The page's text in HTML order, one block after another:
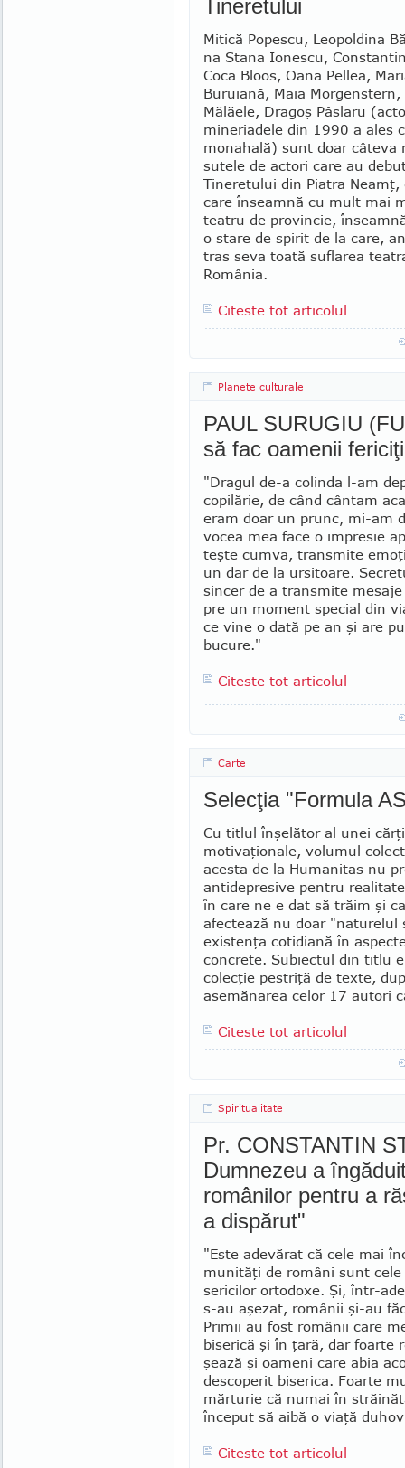
Tineretului
Mitică Popescu, Leopoldina
na Stana Ionescu,
Coca Bloos, Oana Pellea,
Buruiană, Maia Morgenstern,
Mălăele, Dragoş Pâslaru
mineriadele din 1990 a ales
monahală) sunt doar câteva
sutele de actori care au
Ti­ne­retului din Piatra
care în­seamnă cu mult mai
teatru de pro­vincie,
o stare de spirit de la care,
tras seva toată suflarea
România.
Citeste tot articolul
Planete culturale
PAUL SURUGIU
să fac oamenii
"Dragul de-a colinda l-am
copilărie, de când cântam
eram doar un prunc, mi-am
vo­cea mea face o impresie
teşte cumva, transmite
un dar de la ursitoare.
sincer de a transmite
pre un moment special din
ce vine o dată pe an şi are
bucure."
Citeste tot articolul
Carte
Selecţia "Formula
Cu titlul înşelător al unei cărţi
motivaţionale, volumul
acesta de la Humanitas nu
antidepresive pentru
în care ne e dat să trăim şi
afectează nu doar "na­turelul
existenţa cotidiană în
concrete. Subiectul din titlu
colecţie pestriţă de texte,
asemănarea celor 17 autori
Citeste tot articolul
Spiritualitate
Pr. CONSTANTIN
Dumnezeu a
românilor pentru a
a dispărut"
"Este adevărat că cele mai
munităţi de români sunt
sericilor ortodoxe. Şi, într-
s-au aşezat, românii şi-au
Primii au fost românii care
bise­rică şi în ţară, dar foar­te
şea­ză şi oameni care abia
descoperit biserica. Foarte
mărturie că numai în
început să aibă o viaţă
Citeste tot articolul